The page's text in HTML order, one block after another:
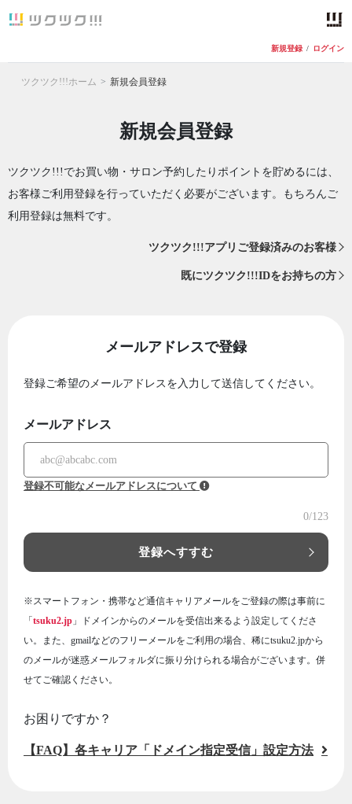
新規登録 / ログイン
ツクツク!!!ホーム 新規会員登録
新規会員登録
ツクツク!!!でお買い物・サロン予約したりポイントを貯めるには、
お客様ご利用登録を行っていただく必要がございます。もちろんご
利用登録は無料です。
ツクツク!!!アプリご登録済みのお客様
既にツクツク!!!IDをお持ちの方
メールアドレスで登録
登録ご希望のメールアドレスを入力して送信してください。
メールアドレス
登録不可能なメールアドレスについて
0/123
登録へすすむ
※スマートフォン・携帯など通信キャリアメールをご登録の際は事前に
「 tsuku2.jp 」ドメインからのメールを受信出来るよう設定してくださ
い。また、gmailなどのフリーメールをご利用の場合、稀にtsuku2.jpから
のメールが迷惑メールフォルダに振り分けられる場合がございます。併
せてご確認ください。
お困りですか？
【FAQ】各キャリア「ドメイン指定受信」設定方法